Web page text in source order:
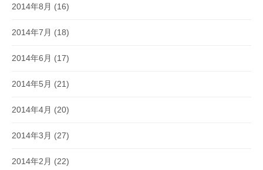
2014年8月 (16)
2014年7月 (18)
2014年6月 (17)
2014年5月 (21)
2014年4月 (20)
2014年3月 (27)
2014年2月 (22)